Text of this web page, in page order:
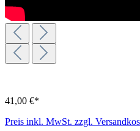
41,00 €*
Preis inkl. MwSt. zzgl.